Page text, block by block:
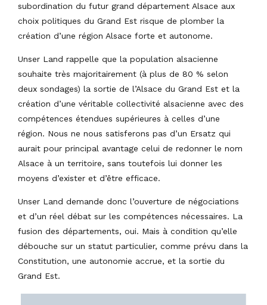
subordination du futur grand département Alsace aux
choix politiques du Grand Est risque de plomber la
création d’une région Alsace forte et autonome.
Unser Land rappelle que la population alsacienne
souhaite très majoritairement (à plus de 80 % selon
deux sondages) la sortie de l’Alsace du Grand Est et la
création d’une véritable collectivité alsacienne avec des
compétences étendues supérieures à celles d’une
région. Nous ne nous satisferons pas d’un Ersatz qui
aurait pour principal avantage celui de redonner le nom
Alsace à un territoire, sans toutefois lui donner les
moyens d’exister et d’être efficace.
Unser Land demande donc l’ouverture de négociations
et d’un réel débat sur les compétences nécessaires. La
fusion des départements, oui. Mais à condition qu’elle
débouche sur un statut particulier, comme prévu dans la
Constitution, une autonomie accrue, et la sortie du
Grand Est.